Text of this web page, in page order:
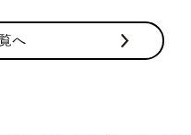
できるようになると、発音に
よく聞いてあげるのがとて
注意されたり聞き返されたり
へ